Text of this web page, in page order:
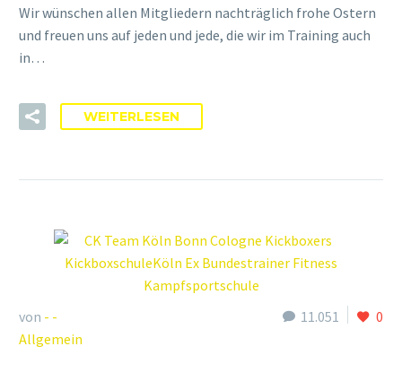
Wir wünschen allen Mitgliedern nachträglich frohe Ostern
und freuen uns auf jeden und jede, die wir im Training auch
in…
WEITERLESEN
11.051 0
von - -
Allgemein